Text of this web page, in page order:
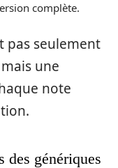
complète.
pas seulement
une
note
des génériques